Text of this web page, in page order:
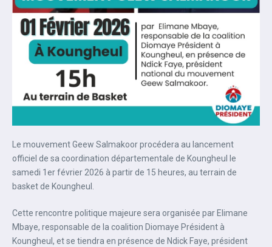
Le mouvement Geew Salmakoor procédera au lancement
officiel de sa coordination départementale de Koungheul le
samedi 1er février 2026 à partir de 15 heures, au terrain de
basket de Koungheul.
Cette rencontre politique majeure sera organisée par Elimane
Mbaye, responsable de la coalition Diomaye Président à
Koungheul, et se tiendra en présence de Ndick Faye, président